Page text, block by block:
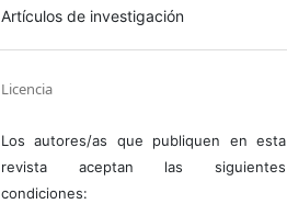
Artículos de investigación
Licencia
Los autores/as que publiquen en esta
revista aceptan las siguientes
condiciones: